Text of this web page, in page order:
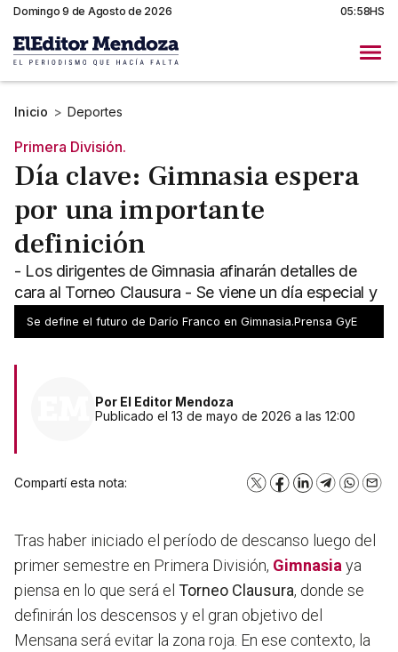
Domingo 9 de Agosto de 2026 05:58HS
Inicio > Deportes
Primera División.
Día clave: Gimnasia espera
por una importante
definición
- Los dirigentes de Gimnasia afinarán detalles de
cara al Torneo Clausura - Se viene un día especial y
de decisiones importantes en el Parque
Se define el futuro de Darío Franco en Gimnasia.Prensa GyE
Por El Editor Mendoza
Publicado el 13 de mayo de 2026 a las 12:00
Compartí esta nota: X Facebook
LinkedInTelegram
Tras haber iniciado el período de descanso luego del
primer semestre en Primera División, Gimnasia ya
piensa en lo que será el Torneo Clausura, donde se
definirán los descensos y el gran objetivo del
Mensana será evitar la zona roja. En ese contexto, la